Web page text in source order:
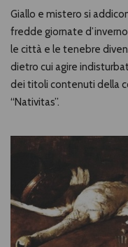
Giallo e mistero si
fredde giornate
le città e le tenebre
dietro cui agire
dei titoli contenuti della
“Nativitas”.